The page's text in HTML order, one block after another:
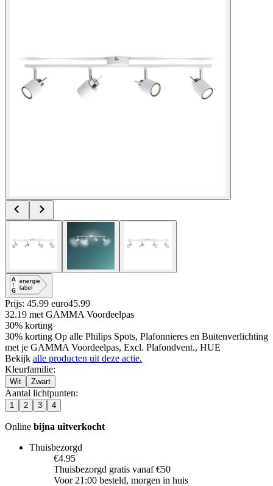
Prijs: 45.99 euro45.99
32.19 met GAMMA Voordeelpas
30% korting
30% korting Op alle Philips Spots, Plafonnieres en Buitenverlichting
met je GAMMA Voordeelpas, Excl. Plafondvent., HUE
Bekijk alle producten uit deze actie.
Kleurfamilie:
Wit Zwart
Aantal lichtpunten:
1 2 3 4
Online bijna uitverkocht
Thuisbezorgd
€4.95
Thuisbezorgd gratis vanaf €50
Voor 21:00 besteld, morgen in huis